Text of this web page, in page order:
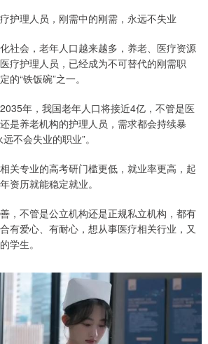
护理人员，刚需中的刚需，永远不失业
社会，老年人口越来越多，养老、医疗资源
疗护理人员，已经成为不可替代的刚需职
“铁饭碗”之一。
年，我国老年人口将接近4亿，不管是医
是养老机构的护理人员，需求都会持续暴
不会失业的职业”。
关专业的高考研门槛更低，就业率更高，起
资历就能稳定就业。
，不管是公立机构还是正规私立机构，都有
有爱心、有耐心，想从事医疗相关行业，又
学生。